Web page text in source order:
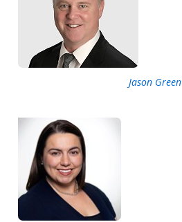
Jason Green